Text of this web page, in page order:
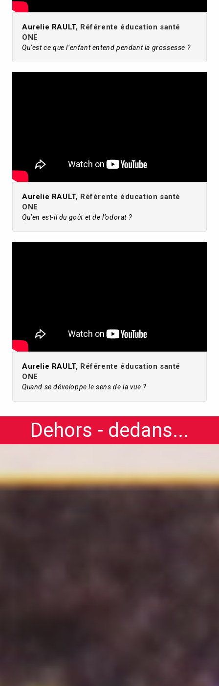
Aurelie RAULT, Référente éducation santé
ONE
Qu’est ce que l’enfant entend pendant la grossesse ?
Aurelie RAULT, Référente éducation santé
ONE
Qu’en est-il du goût et de l’odorat ?
Aurelie RAULT, Référente éducation santé
ONE
Quand se développe le sens de la vue ?
Dehors - dedans...